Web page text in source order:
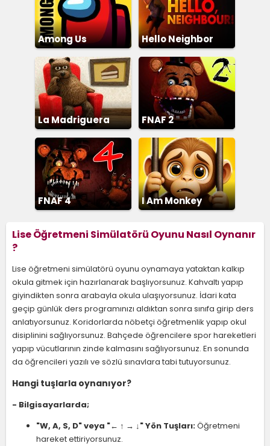
Among Us Hello Neighbor
La Madriguera FNAF 2
FNAF 4 I Am Monkey
Lise Öğretmeni Simülatörü Oyunu Nasıl Oynanır
?
Lise öğretmeni simülatörü oyunu oynamaya yataktan kalkıp
okula gitmek için hazırlanarak başlıyorsunuz. Kahvaltı yapıp
giyindikten sonra arabayla okula ulaşıyorsunuz. İdari kata
geçip günlük ders programınızı aldıktan sonra sınıfa girip ders
anlatıyorsunuz. Koridorlarda nöbetçi öğretmenlik yapıp okul
disiplinini sağlıyorsunuz. Bahçede öğrencilere spor hareketleri
yapıp vücutlarının zinde kalmasını sağlıyorsunuz. En sonunda
da öğrencileri yazılı ve sözlü sınavlara tabi tutuyorsunuz.
Hangi tuşlarla oynanıyor?
- Bilgisayarlarda;
"W, A, S, D" veya "← ↑ → ↓" Yön Tuşları:Öğretmeni
hareket ettiriyorsunuz.